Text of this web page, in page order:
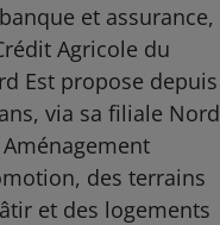
et assurance,
Agricole du
Est propose depuis
via sa filiale Nord
Aménagement
des terrains
et des logements